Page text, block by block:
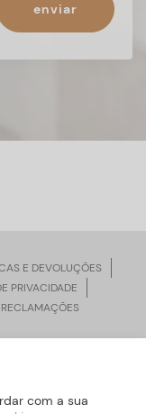
enviar
E DEVOLUÇÕES
PRIVACIDADE
por
com a sua